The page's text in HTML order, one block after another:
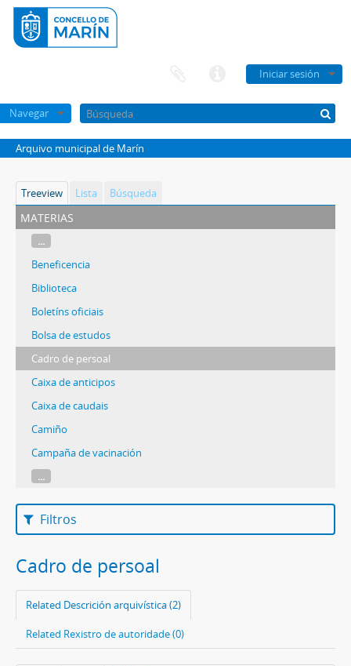
Iniciar sesión
Navegar
Arquivo municipal de Marín
Treeview Lista Búsqueda
materias
...
Beneficencia
Biblioteca
Boletíns oficiais
Bolsa de estudos
Cadro de persoal
Caixa de anticipos
Caixa de caudais
Camiño
Campaña de vacinación
...
Filtros
Cadro de persoal
Related Descrición arquivística (2)
Related Rexistro de autoridade (0)